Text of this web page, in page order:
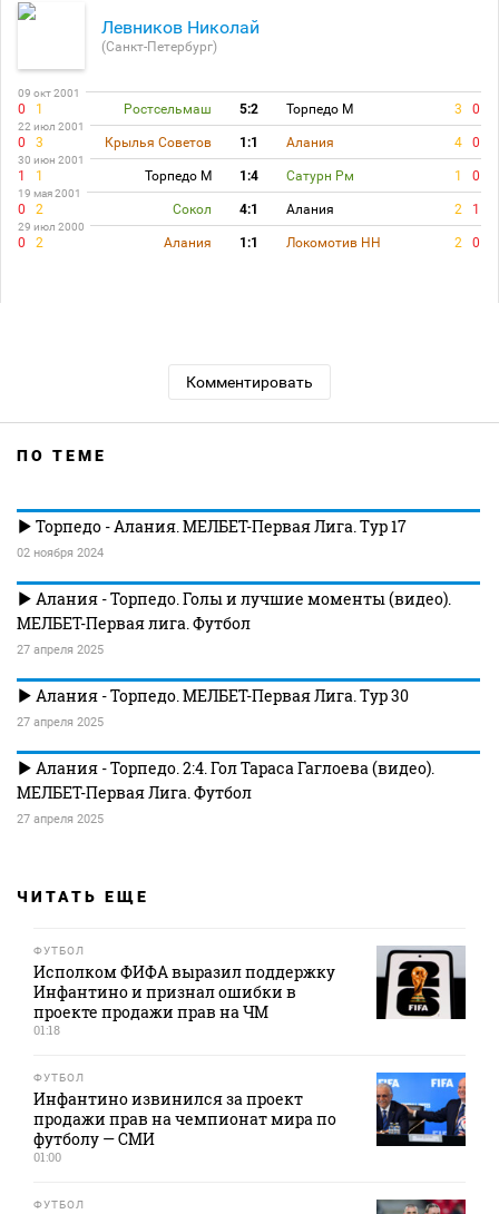
Левников Николай
(Санкт-Петербург)
09 окт 2001
0 1 Ростсельмаш 5:2 Торпедо М 3 0
22 июл 2001
0 3 Крылья Советов 1:1 Алания 4 0
30 июн 2001
1 1 Торпедо М 1:4 Сатурн Рм 1 0
19 мая 2001
0 2 Сокол 4:1 Алания 2 1
29 июл 2000
0 2 Алания 1:1 Локомотив НН 2 0
Комментировать
ПО ТЕМЕ
Торпедо - Алания. МЕЛБЕТ-Первая Лига. Тур 17
02 ноября 2024
Алания - Торпедо. Голы и лучшие моменты (видео).
МЕЛБЕТ-Первая лига. Футбол
27 апреля 2025
Алания - Торпедо. МЕЛБЕТ-Первая Лига. Тур 30
27 апреля 2025
Алания - Торпедо. 2:4. Гол Тараса Гаглоева (видео).
МЕЛБЕТ-Первая Лига. Футбол
27 апреля 2025
ЧИТАТЬ ЕЩЕ
ФУТБОЛ
Исполком ФИФА выразил поддержку
Инфантино и признал ошибки в
проекте продажи прав на ЧМ
01:18
ФУТБОЛ
Инфантино извинился за проект
продажи прав на чемпионат мира по
футболу — СМИ
01:00
ФУТБОЛ